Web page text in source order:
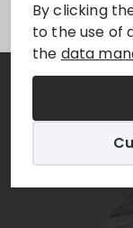
By clicking
to the use of
the data